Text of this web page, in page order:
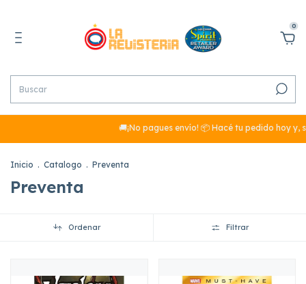
0
🚚¡No pagues envío! 📦 Hacé tu pedido hoy
Inicio . Catalogo . Preventa
Preventa
Ordenar Filtrar